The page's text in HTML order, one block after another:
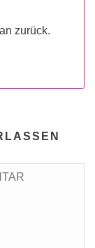
zurück.